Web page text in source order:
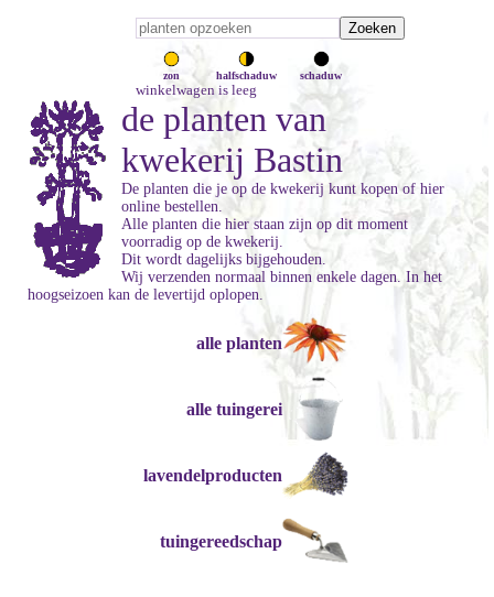
zon halfschaduw schaduw
winkelwagen is leeg
de planten van
kwekerij Bastin
De planten die je op de kwekerij kunt kopen of hier
online bestellen.
Alle planten die hier staan zijn op dit moment
voorradig op de kwekerij.
Dit wordt dagelijks bijgehouden.
Wij verzenden normaal binnen enkele dagen. In het
hoogseizoen kan de levertijd oplopen.
alle planten
alle tuingerei
lavendelproducten
tuingereedschap